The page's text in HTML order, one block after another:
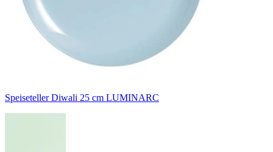
Speiseteller Diwali 25 cm LUMINARC